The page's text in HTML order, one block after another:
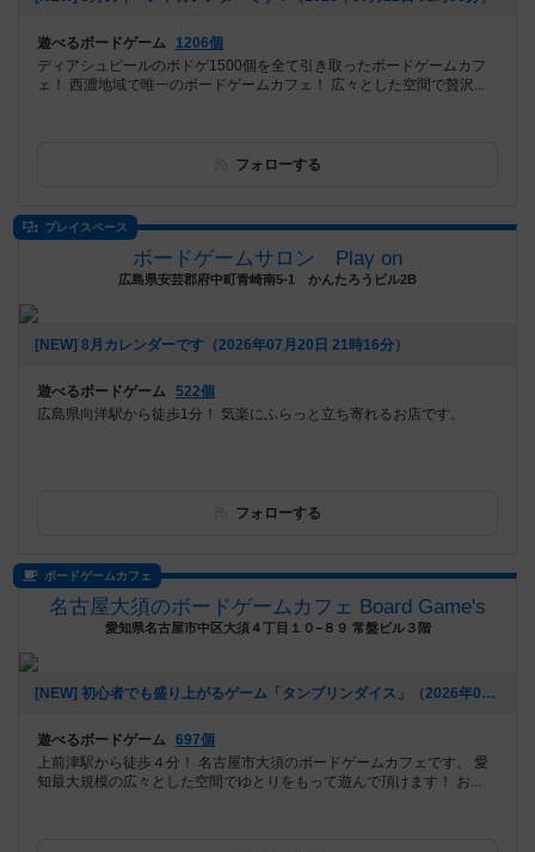
遊べるボードゲーム
1206個
ディアシュピールのボドゲ1500個を全て引き取ったボードゲームカフ
ェ！ 西濃地域で唯一のボードゲームカフェ！ 広々とした空間で贅沢...
フォローする
プレイスペース
ボードゲームサロン Play on
広島県安芸郡府中町青崎南5-1 かんたろうビル2B
[NEW] 8月カレンダーです（2026年07月20日 21時16分）
遊べるボードゲーム 522個
広島県向洋駅から徒歩1分！ 気楽にふらっと立ち寄れるお店です。
フォローする
ボードゲームカフェ
名古屋大須のボードゲームカフェ Board Game's
愛知県名古屋市中区大須４丁目１０−８９ 常盤ビル３階
[NEW] 初心者でも盛り上がるゲーム「タンブリンダイス」（2026年07月17日 14時05分）
遊べるボードゲーム 697個
上前津駅から徒歩４分！ 名古屋市大須のボードゲームカフェです。 愛
知最大規模の広々とした空間でゆとりをもって遊んで頂けます！ お...